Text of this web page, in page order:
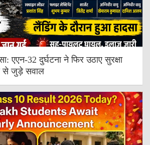
एएन-32 दुर्घटना ने फिर उठाए सुरक्षा
से जुड़े सवाल